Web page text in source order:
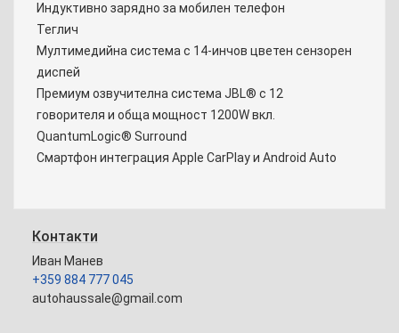
Индуктивно зарядно за мобилен телефон
Теглич
Мултимедийна система с 14-инчов цветен сензорен
диспей
Премиум озвучителна система JBL® с 12
говорителя и обща мощност 1200W вкл.
QuantumLogic® Surround
Смартфон интеграция Apple CarPlay и Android Auto
Контакти
Иван Манев
+359 884 777 045
autohaussale@gmail.com